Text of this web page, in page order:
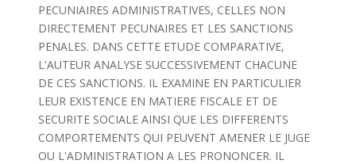
PECUNIAIRES ADMINISTRATIVES, CELLES NON
DIRECTEMENT PECUNAIRES ET LES SANCTIONS
PENALES. DANS CETTE ETUDE COMPARATIVE,
L'AUTEUR ANALYSE SUCCESSIVEMENT CHACUNE
DE CES SANCTIONS. IL EXAMINE EN PARTICULIER
LEUR EXISTENCE EN MATIERE FISCALE ET DE
SECURITE SOCIALE AINSI QUE LES DIFFERENTS
COMPORTEMENTS QUI PEUVENT AMENER LE JUGE
OU L'ADMINISTRATION A LES PRONONCER. IL